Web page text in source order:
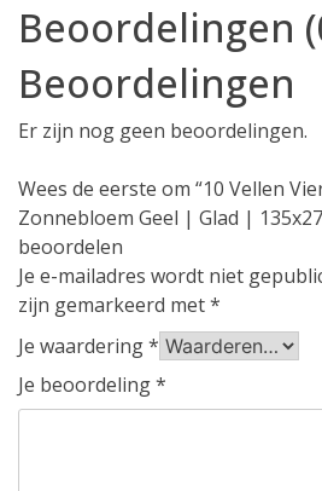
Beoordelingen
Beoordelingen
Er zijn nog geen beoordelingen.
Wees de eerste om “10 Vellen
Zonnebloem Geel | Glad |
beoordelen
Je e-mailadres wordt niet
zijn gemarkeerd met*
Je waardering*
Je beoordeling*